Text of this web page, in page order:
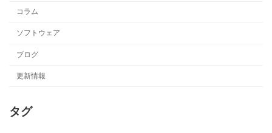
コラム
ソフトウェア
ブログ
更新情報
タグ